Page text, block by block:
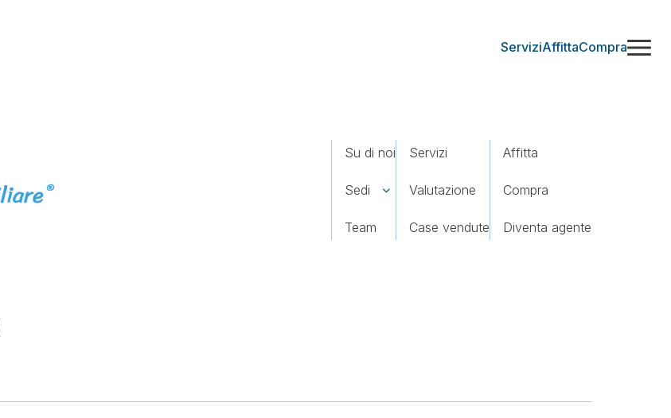
ServiziAffittaCompra
Su di noi
Sedi
Team
Servizi
Valutazione
Case vendute
Affitta
Compra
Diventa agente